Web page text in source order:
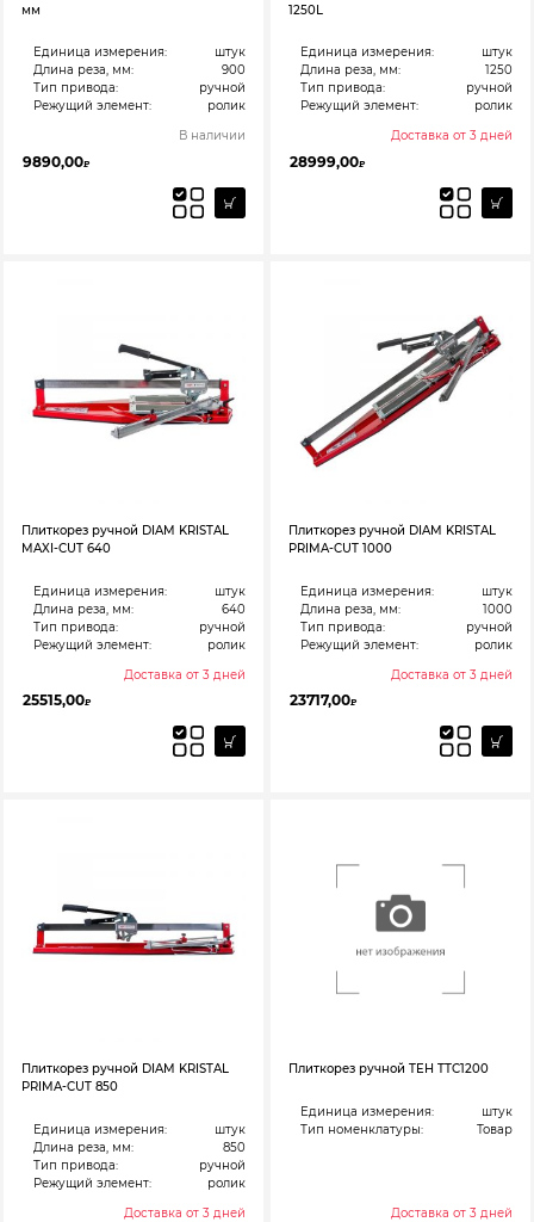
мм
Единица измерения:
штук
Длина реза, мм:
900
Тип привода:
ручной
Режущий элемент:
ролик
В наличии
9890,00₽
1250L
Единица измерения:
штук
Длина реза, мм:
1250
Тип привода:
ручной
Режущий элемент:
ролик
Доставка от 3 дней
28999,00₽
Плиткорез ручной DIAM KRISTAL
MAXI-CUT 640
Единица измерения:
штук
Длина реза, мм:
640
Тип привода:
ручной
Режущий элемент:
ролик
Доставка от 3 дней
25515,00₽
Плиткорез ручной DIAM KRISTAL
PRIMA-CUT 1000
Единица измерения:
штук
Длина реза, мм:
1000
Тип привода:
ручной
Режущий элемент:
ролик
Доставка от 3 дней
23717,00₽
Плиткорез ручной DIAM KRISTAL
PRIMA-CUT 850
Единица измерения:
штук
Длина реза, мм:
850
Тип привода:
ручной
Режущий элемент:
ролик
Доставка от 3 дней
Плиткорез ручной TEH TTC1200
Единица измерения:
штук
Тип номенклатуры:
Товар
Доставка от 3 дней